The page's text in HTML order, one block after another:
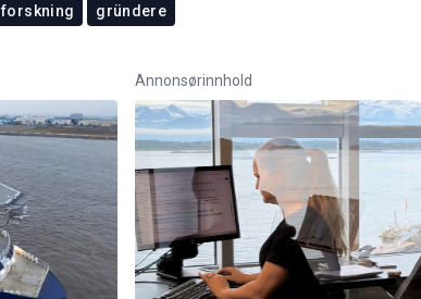
forskning gründere
Annonsørinnhold